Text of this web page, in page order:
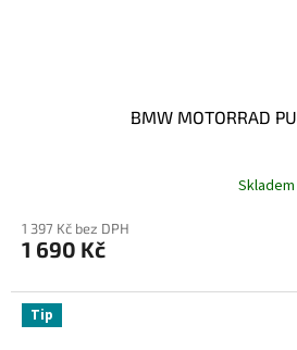
BMW MOTORRAD
1 397 Kč bez DPH
1 690 Kč
Tip